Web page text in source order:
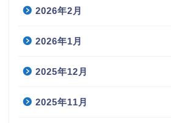
2026年2月
2026年1月
2025年12月
2025年11月